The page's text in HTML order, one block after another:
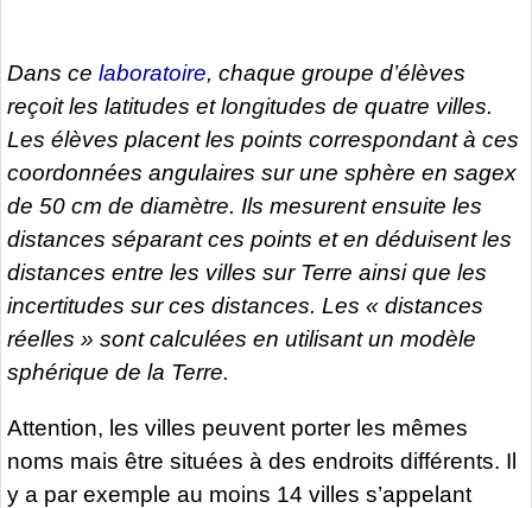
Dans ce laboratoire, chaque groupe d’élèves
reçoit les latitudes et longitudes de quatre villes.
Les élèves placent les points correspondant à ces
coordonnées angulaires sur une sphère en sagex
de 50 cm de diamètre. Ils mesurent ensuite les
distances séparant ces points et en déduisent les
distances entre les villes sur Terre ainsi que les
incertitudes sur ces distances. Les « distances
réelles » sont calculées en utilisant un modèle
sphérique de la Terre.
Attention, les villes peuvent porter les mêmes
noms mais être situées à des endroits différents. Il
y a par exemple au moins 14 villes s’appelant